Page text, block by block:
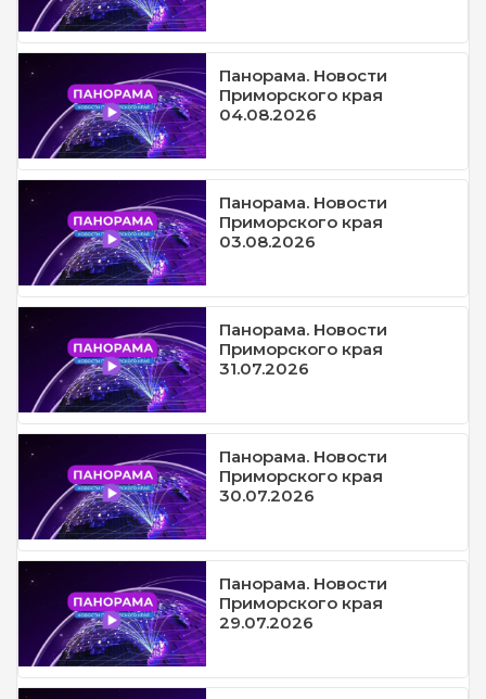
Панорама. Новости
Приморского края
04.08.2026
Панорама. Новости
Приморского края
03.08.2026
Панорама. Новости
Приморского края
31.07.2026
Панорама. Новости
Приморского края
30.07.2026
Панорама. Новости
Приморского края
29.07.2026